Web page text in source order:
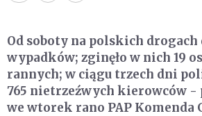
Od soboty na polskich drogach
wypadków; zginęło w nich 19
rannych; w ciągu trzech dni
765 nietrzeźwych kierowców -
we wtorek rano PAP Komenda